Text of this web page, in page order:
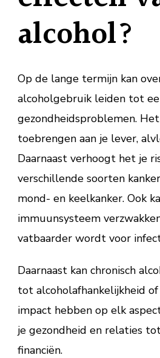
alcohol?
Op de lange termijn kan
alcoholgebruik leiden tot
gezondheidsproblemen.
toebrengen aan je lever,
Daarnaast verhoogt het je
verschillende soorten
mond- en keelkanker. Ook
immuunsysteem
vatbaarder wordt voor
Daarnaast kan chronisch
tot alcoholafhankelijkheid
impact hebben op elk
je gezondheid en relaties
financiën.